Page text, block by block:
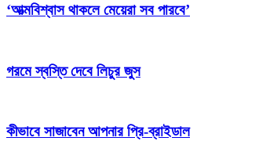
‘আত্মবিশ্বাস থাকলে মেয়েরা সব পারবে’
গরমে স্বস্তি দেবে লিচুর জুস
কীভাবে সাজাবেন আপনার প্রি-ব্রাইডাল